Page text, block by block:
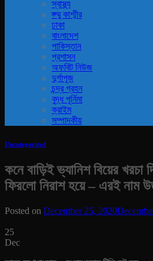
স্বাস্থ্য
জ্ম্মু কাশ্মীর
ঢাকা
বাংলাদেশ
পাকিস্তান
প্রশাসন
অফবিট নিউজ
দুর্গাপূজ
চন্দ্র গ্রহন
বুদ্ধ পূর্নিমা
ক্রাইম
সম্পাদকীয়
Uncategorized
কনে বাড়িই ভ্যানিশ বিয়ের খরচা
ফিরলো নিরাশ হয়ে – এরই নাম
Posted on December 25, 2020
25
Dec